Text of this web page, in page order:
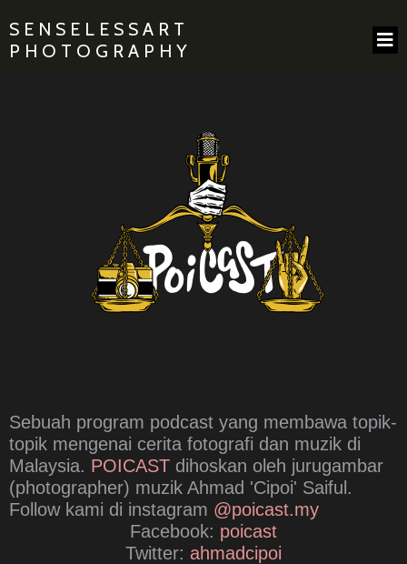
SENSELESSART
PHOTOGRAPHY
Sebuah program podcast yang membawa topik-
topik mengenai cerita fotografi dan muzik di
Malaysia. POICAST dihoskan oleh jurugambar
(photographer) muzik Ahmad 'Cipoi' Saiful.
Follow kami di instagram @poicast.my
Facebook: poicast
Twitter: ahmadcipoi